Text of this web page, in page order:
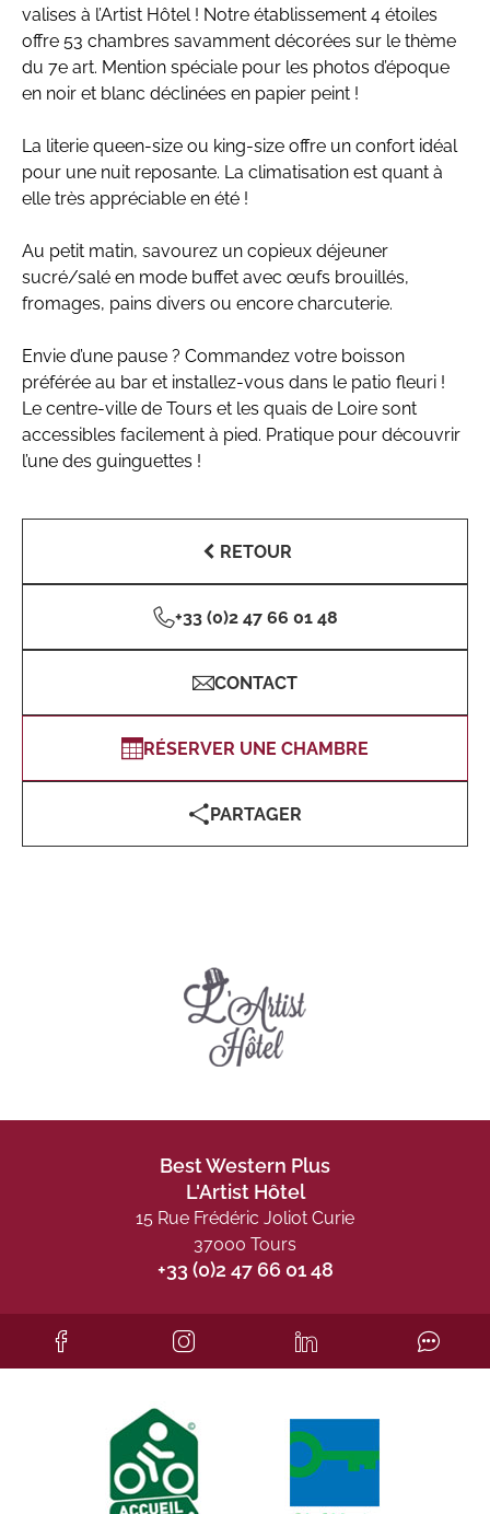
valises à l’Artist Hôtel ! Notre établissement 4 étoiles
offre 53 chambres savamment décorées sur le thème
du 7e art. Mention spéciale pour les photos d’époque
en noir et blanc déclinées en papier peint !
La literie queen-size ou king-size offre un confort idéal
pour une nuit reposante. La climatisation est quant à
elle très appréciable en été !
Au petit matin, savourez un copieux déjeuner
sucré/salé en mode buffet avec œufs brouillés,
fromages, pains divers ou encore charcuterie.
Envie d’une pause ? Commandez votre boisson
préférée au bar et installez-vous dans le patio fleuri !
Le centre-ville de Tours et les quais de Loire sont
accessibles facilement à pied. Pratique pour découvrir
l’une des guinguettes !
RETOUR
+33 (0)2 47 66 01 48
CONTACT
RÉSERVER UNE CHAMBRE
PARTAGER
Best Western Plus
L'Artist Hôtel
15 Rue Frédéric Joliot Curie
37000 Tours
+33 (0)2 47 66 01 48